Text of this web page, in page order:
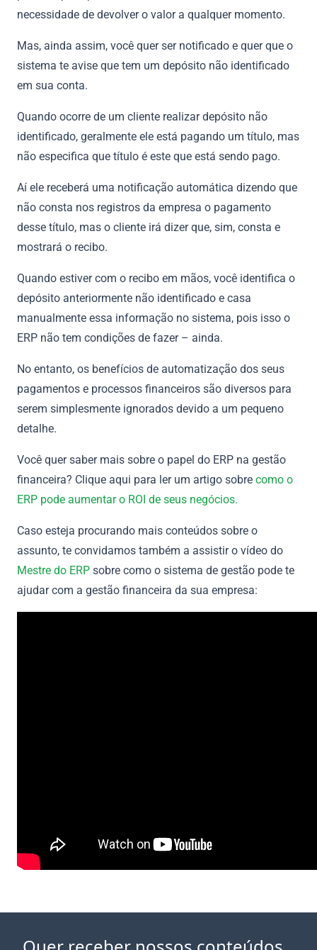
necessidade de devolver o valor a qualquer momento.
Mas, ainda assim, você quer ser notificado e quer que o
sistema te avise que tem um depósito não identificado
em sua conta.
Quando ocorre de um cliente realizar depósito não
identificado, geralmente ele está pagando um título, mas
não especifica que título é este que está sendo pago.
Aí ele receberá uma notificação automática dizendo que
não consta nos registros da empresa o pagamento
desse título, mas o cliente irá dizer que, sim, consta e
mostrará o recibo.
Quando estiver com o recibo em mãos, você identifica o
depósito anteriormente não identificado e casa
manualmente essa informação no sistema, pois isso o
ERP não tem condições de fazer – ainda.
No entanto, os benefícios de automatização dos seus
pagamentos e processos financeiros são diversos para
serem simplesmente ignorados devido a um pequeno
detalhe.
Você quer saber mais sobre o papel do ERP na gestão
financeira? Clique aqui para ler um artigo sobre como o
ERP pode aumentar o ROI de seus negócios.
Caso esteja procurando mais conteúdos sobre o
assunto, te convidamos também a assistir o vídeo do
Mestre do ERP sobre como o sistema de gestão pode te
ajudar com a gestão financeira da sua empresa: